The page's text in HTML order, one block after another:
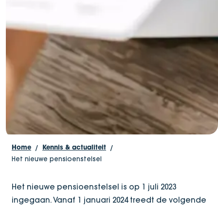
Home Kennis & actualiteit
Het nieuwe pensioenstelsel
Het nieuwe pensioenstelsel is op 1 juli 2023
ingegaan. Vanaf 1 januari 2024 treedt de volgende